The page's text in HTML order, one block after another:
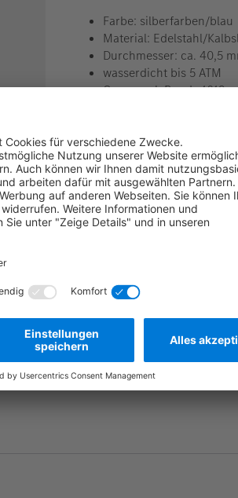
Farbe: silberfarben/blau
Material: Edelstahl/
Durchmesser: ca. 40,5
wasserdicht bis 5 ATM
Quarzwerk Ronda 1019
Die
Frage stellen
Herstellernummer: